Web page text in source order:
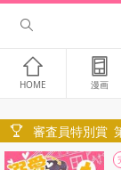
HOME 漫画
審査員特別賞